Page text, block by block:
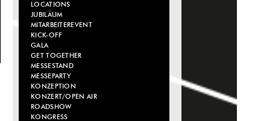
LOCATIONS
JUBILÄUM
MITARBEITEREVENT
KICK-OFF
GALA
GET TOGETHER
MESSESTAND
MESSEPARTY
KONZEPTION
KONZERT/OPEN AIR
ROADSHOW
KONGRESS